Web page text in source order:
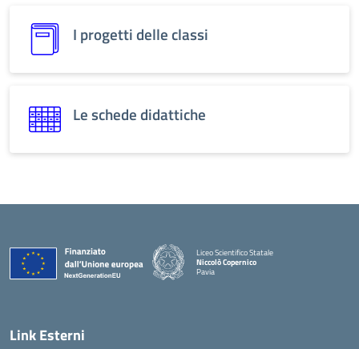
I progetti delle classi
Le schede didattiche
Liceo Scientifico Statale
Niccolò Copernico
Pavia
Link Esterni